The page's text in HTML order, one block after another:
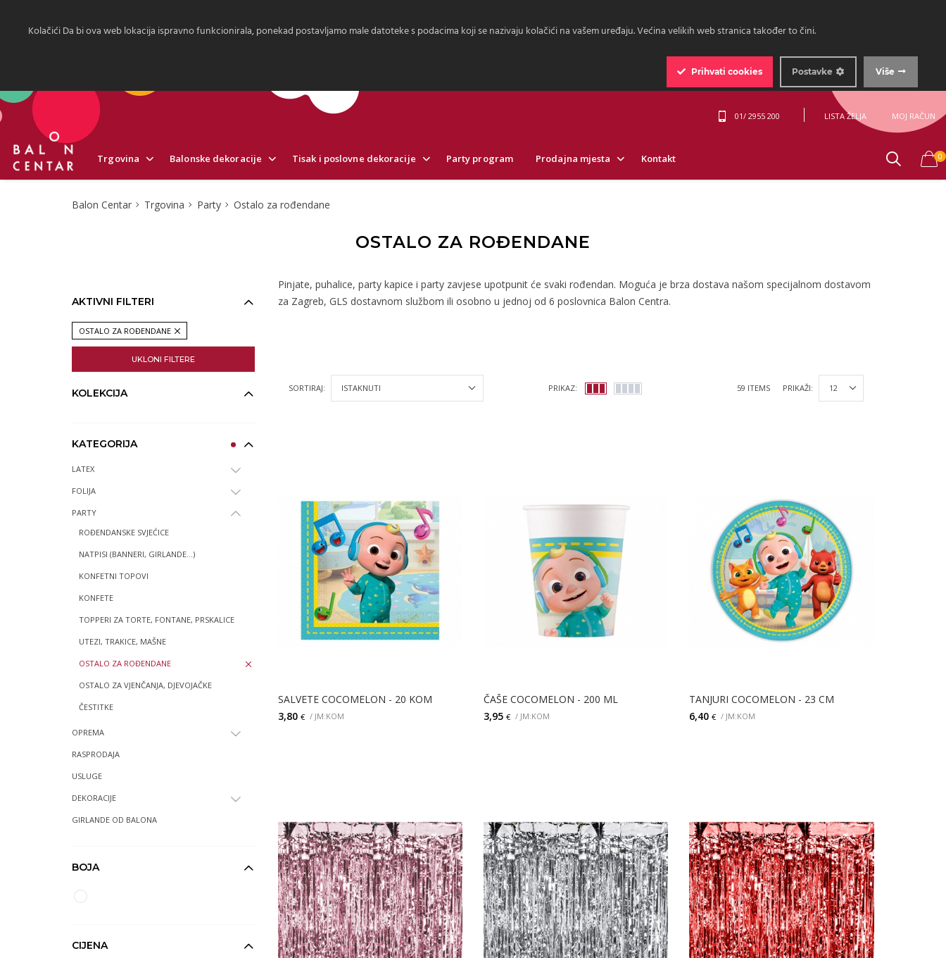
01/ 2955 200 LISTA ŽELJA MOJ RAČUN
Trgovina Balonske dekoracije Tisak i poslovne dekoracije Party program Prodajna mjesta Kontakt 0
Balon Centar Trgovina Party Ostalo za rođendane
OSTALO ZA ROĐENDANE
AKTIVNI FILTERI
OSTALO ZA ROĐENDANE
UKLONI FILTERE
KOLEKCIJA
KATEGORIJA
LATEX
FOLIJA
PARTY
ROĐENDANSKE SVJEĆICE
NATPISI (BANNERI, GIRLANDE...)
KONFETNI TOPOVI
KONFETE
TOPPERI ZA TORTE, FONTANE, PRSKALICE
UTEZI, TRAKICE, MAŠNE
OSTALO ZA ROĐENDANE
OSTALO ZA VJENČANJA, DJEVOJAČKE
ČESTITKE
OPREMA
RASPRODAJA
USLUGE
DEKORACIJE
GIRLANDE OD BALONA
BOJA
CIJENA
Pinjate, puhalice, party kapice i party zavjese upotpunit će svaki rođendan. Moguća je brza dostava našom specijalnom dostavom
za Zagreb, GLS dostavnom službom ili osobno u jednoj od 6 poslovnica Balon Centra.
SORTIRAJ: PRIKAZ: 59 ITEMS PRIKAŽI:
SALVETE COCOMELON - 20 KOM
3,80 € / JM:KOM
ČAŠE COCOMELON - 200 ML
3,95 € / JM:KOM
TANJURI COCOMELON - 23 CM
6,40€ / JM:KOM
Kolačići Da bi ova web lokacija ispravno funkcionirala, ponekad postavljamo male datoteke s podacima koji se nazivaju kolačići na vašem uređaju. Većina velikih web stranica također to čini.
Prihvati cookies Više
Postavke